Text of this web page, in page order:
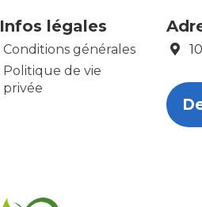
Infos légales
Conditions générales
Politique de vie
privée
10